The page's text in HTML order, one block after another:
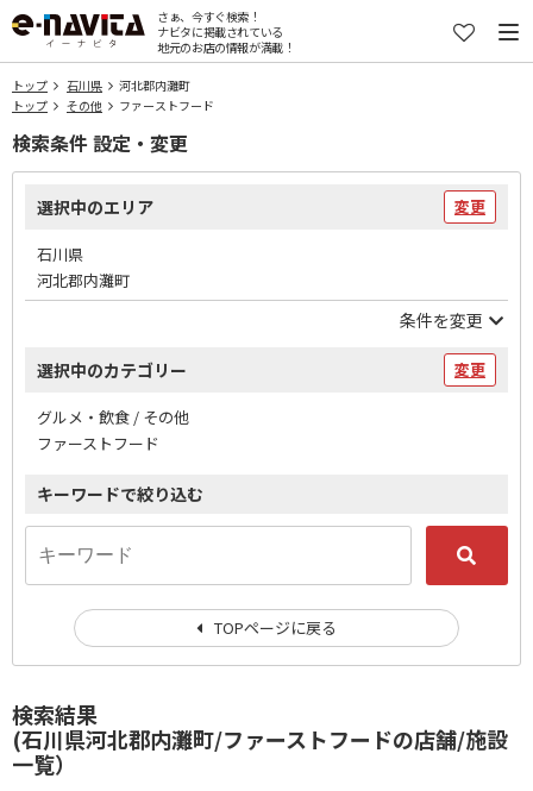
さぁ、今すぐ検索！
ナビタに掲載されている
地元のお店の情報が満載！
トップ 石川県
河北郡内灘町
トップ
その他 ファーストフード
検索結果
(石川県河北郡内灘町/ファーストフードの店舗/施設
一覧）
検索条件 設定・変更
選択中のエリア 変更
石川県
河北郡内灘町
条件を変更
選択中のカテゴリー 変更
グルメ・飲食 / その他
ファーストフード
キーワードで絞り込む
TOPページに戻る